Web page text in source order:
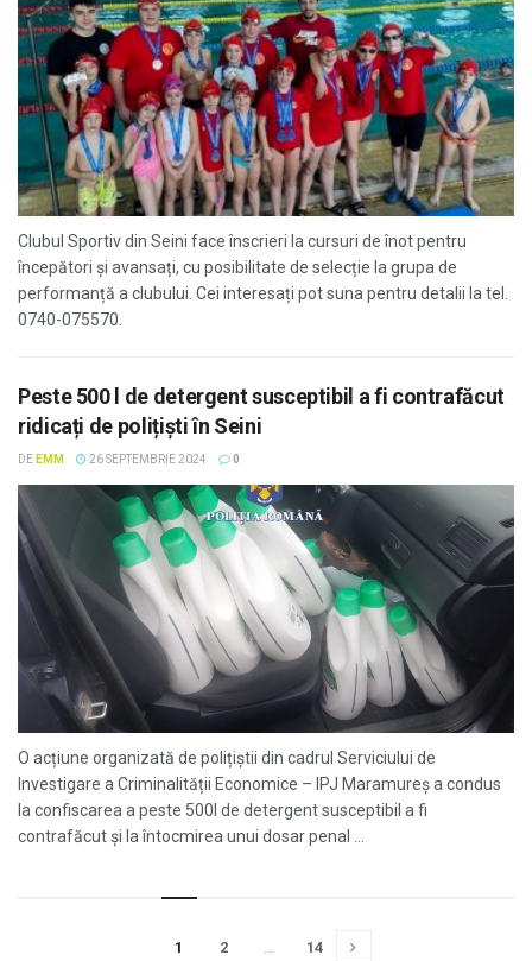
Clubul Sportiv din Seini face înscrieri la cursuri de înot pentru
începători și avansați, cu posibilitate de selecție la grupa de
performanță a clubului. Cei interesați pot suna pentru detalii la tel.
0740-075570.
Peste 500 l de detergent susceptibil a fi contrafăcut
ridicați de polițiști în Seini
DE EMM 26 SEPTEMBRIE 2024 0
O acțiune organizată de polițiștii din cadrul Serviciului de
Investigare a Criminalității Economice – IPJ Maramureș a condus
la confiscarea a peste 500l de detergent susceptibil a fi
contrafăcut și la întocmirea unui dosar penal ...
1 2 … 14